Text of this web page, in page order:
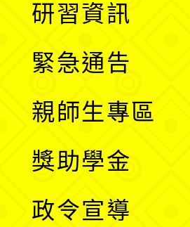
研習資訊
緊急通告
親師生專區
獎助學金
政令宣導